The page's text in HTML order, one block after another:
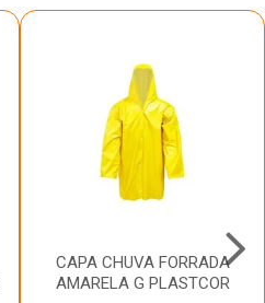
CAPA CHUVA FORRADA
AMARELA G PLASTCOR